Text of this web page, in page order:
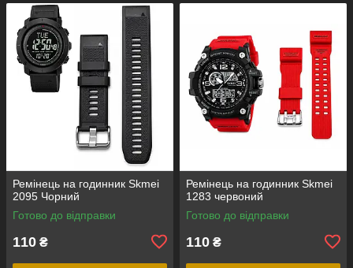
Ремінець на годинник Skmei
2095 Чорний
Готово до відправки
110 ₴
Ремінець на годинник Skmei
1283 червоний
Готово до відправки
110 ₴